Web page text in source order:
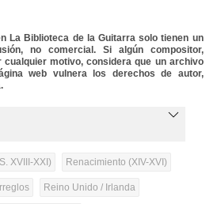
La Biblioteca de la Guitarra solo tienen un
no comercial. Si algún compositor,
motivo, considera que un archivo
web vulnera los derechos de autor,
XVIII-XXI) Renacimiento (XIV-XVI)
Reino Unido / Irlanda